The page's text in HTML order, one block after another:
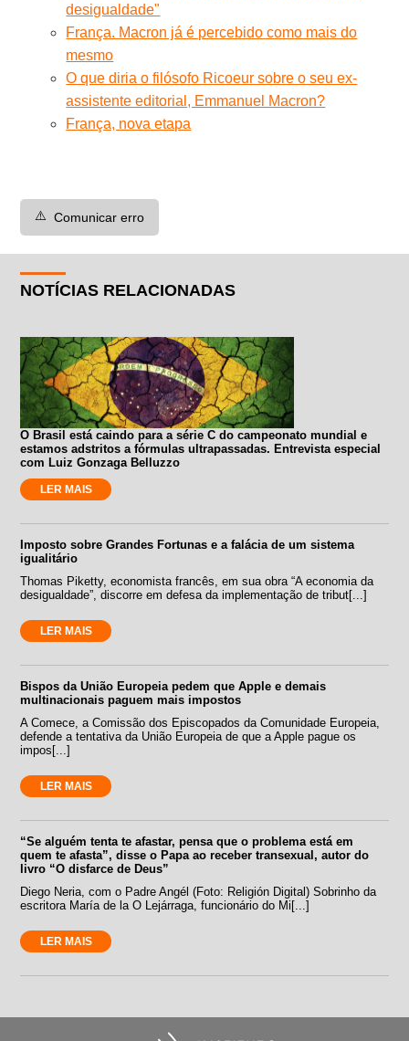
desigualdade"
França. Macron já é percebido como mais do
mesmo
O que diria o filósofo Ricoeur sobre o seu ex-
assistente editorial, Emmanuel Macron?
França, nova etapa
⚠️ Comunicar erro
NOTÍCIAS RELACIONADAS
O Brasil está caindo para a série C do campeonato mundial e
estamos adstritos a fórmulas ultrapassadas. Entrevista especial
com Luiz Gonzaga Belluzzo
LER MAIS
Imposto sobre Grandes Fortunas e a falácia de um sistema
igualitário
Thomas Piketty, economista francês, em sua obra “A economia da
desigualdade”, discorre em defesa da implementação de tribut[...]
LER MAIS
Bispos da União Europeia pedem que Apple e demais
multinacionais paguem mais impostos
A Comece, a Comissão dos Episcopados da Comunidade Europeia,
defende a tentativa da União Europeia de que a Apple pague os
impos[...]
LER MAIS
“Se alguém tenta te afastar, pensa que o problema está em
quem te afasta”, disse o Papa ao receber transexual, autor do
livro “O disfarce de Deus”
Diego Neria, com o Padre Angél (Foto: Religión Digital) Sobrinho da
escritora María de la O Lejárraga, funcionário do Mi[...]
LER MAIS